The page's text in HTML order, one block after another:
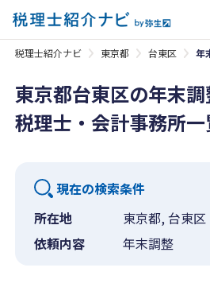
税理士紹介ナビ 東京都 台東区 年
東京都台東区の年末
税理士・会計事務所
現在の検索条件
所在地
東京都, 台東区
依頼内容
年末調整